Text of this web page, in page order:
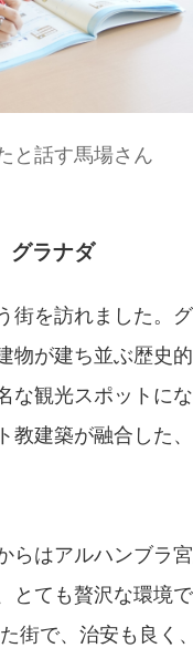
と話す馬場さん
グラナダ
街を訪れました。
物が建ち並ぶ歴史
な観光スポットに
教建築が融合した
らはアルハンブラ
とても贅沢な環境
街で、治安も良く